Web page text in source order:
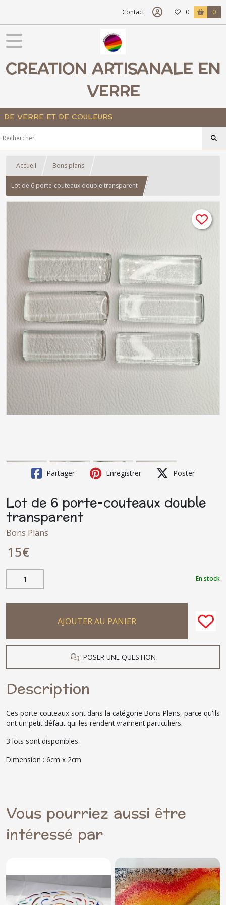
Contact 0 0
CREATION ARTISANALE EN
VERRE
DE VERRE ET DE COULEURS
Accueil Bons plans
Lot de 6 porte-couteaux double transparent
Partager Enregistrer Poster
Lot de 6 porte-couteaux double
transparent
Bons Plans
15€
En stock
AJOUTER AU PANIER
POSER UNE QUESTION
Description
Ces porte-couteaux sont dans la catégorie Bons Plans, parce qu'ils
ont un petit défaut qui les rendent vraiment particuliers.
3 lots sont disponibles.
Dimension : 6cm x 2cm
Vous pourriez aussi être
intéressé par